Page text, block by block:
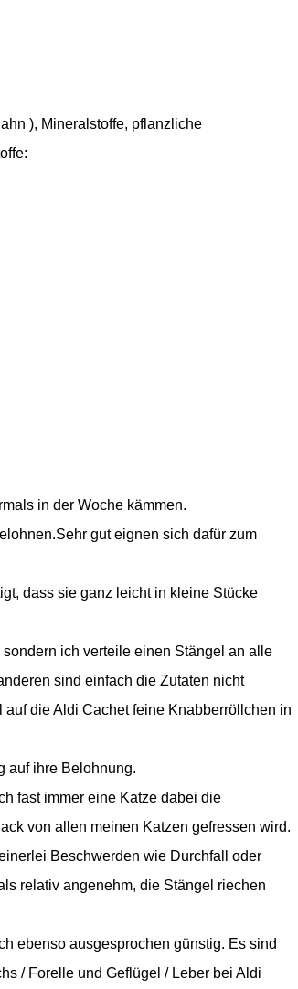
), Mineralstoffe, pflanzliche
in der Woche kämmen.
gut eignen sich dafür zum
dass sie ganz leicht in kleine Stücke
ich verteile einen Stängel an alle
sind einfach die Zutaten nicht
die Aldi Cachet feine Knabberröllchen in
auf ihre Belohnung.
fast immer eine Katze dabei die
von allen meinen Katzen gefressen wird.
Beschwerden wie Durchfall oder
relativ angenehm, die Stängel riechen
ebenso ausgesprochen günstig. Es sind
/ Forelle und Geflügel / Leber bei Aldi